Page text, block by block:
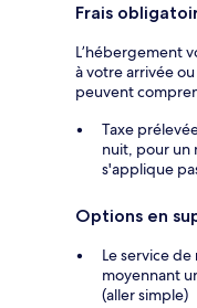
Frais
L’hébergement
à votre arrivée
peuvent
Taxe
nuit, pour un
s'applique
Options en
Le service de
moyennant
(aller simple)